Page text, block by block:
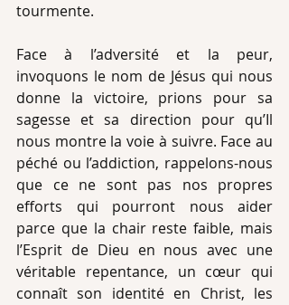
tourmente.
Face à l’adversité et la peur,
invoquons le nom de Jésus qui nous
donne la victoire, prions pour sa
sagesse et sa direction pour qu’Il
nous montre la voie à suivre. Face au
péché ou l’addiction, rappelons-nous
que ce ne sont pas nos propres
efforts qui pourront nous aider
parce que la chair reste faible, mais
l’Esprit de Dieu en nous avec une
véritable repentance, un cœur qui
connaît son identité en Christ, les